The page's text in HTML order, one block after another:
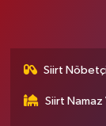
Siirt
Siirt Namaz